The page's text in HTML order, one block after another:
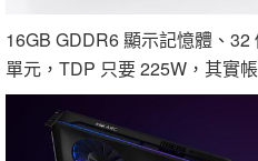
16GB GDDR6 顯示記憶體、
單元，TDP 只要 225W，其實